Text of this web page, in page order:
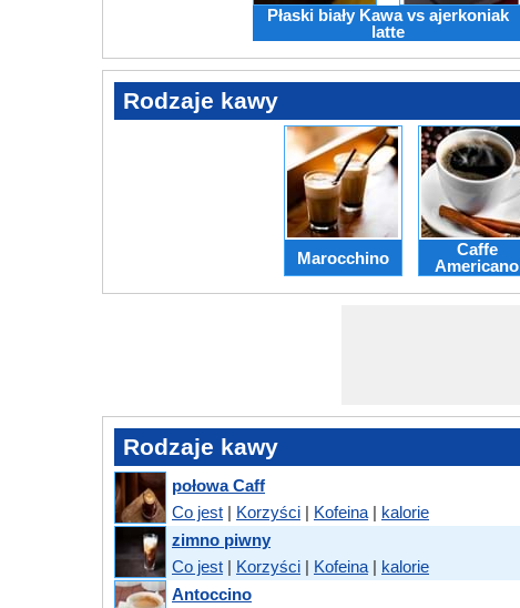
Płaski biały Kawa vs ajerkoniak
latte
Rodzaje kawy
Marocchino
Caffe
Americano
Rodzaje kawy
połowa Caff
Co jest | Korzyści | Kofeina | kalorie
zimno piwny
Co jest | Korzyści | Kofeina | kalorie
Antoccino